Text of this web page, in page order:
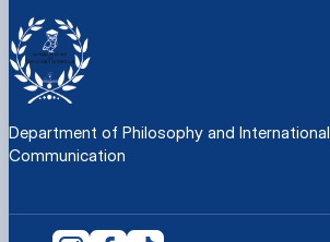
Department of Philosophy and International
Communication